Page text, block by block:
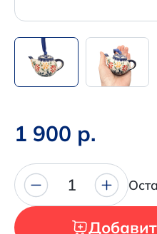
+7 (925)
,
в MAX
+7 (926)
1 900 р.
1